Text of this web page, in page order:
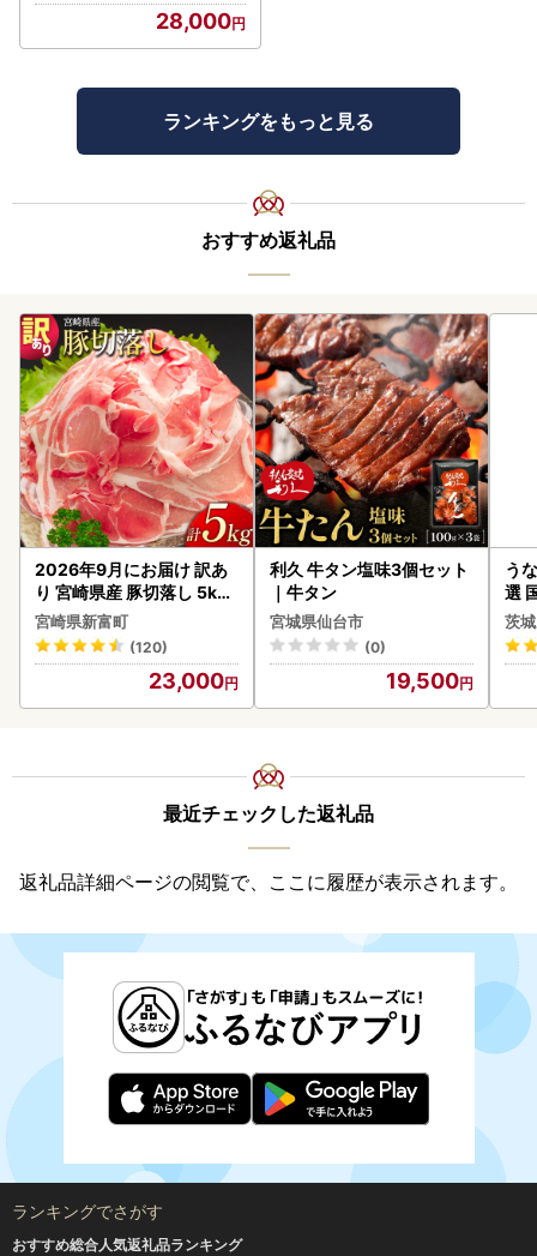
28,000
ランキングをもっと見る
おすすめ返礼品
2026年9月にお届け 訳あ
り 宮崎県産 豚切落し 5kg
C325-2506-2609
宮崎県新富町
(120)
23,000
利久 牛タン塩味3個セット
｜牛タン
宮城県仙台市
(0)
19,500
う
選
付
あ
人
茨
最近チェックした返礼品
返礼品詳細ページの閲覧で、ここに履歴が表示されます。
ランキングでさがす
おすすめ総合人気返礼品ランキング